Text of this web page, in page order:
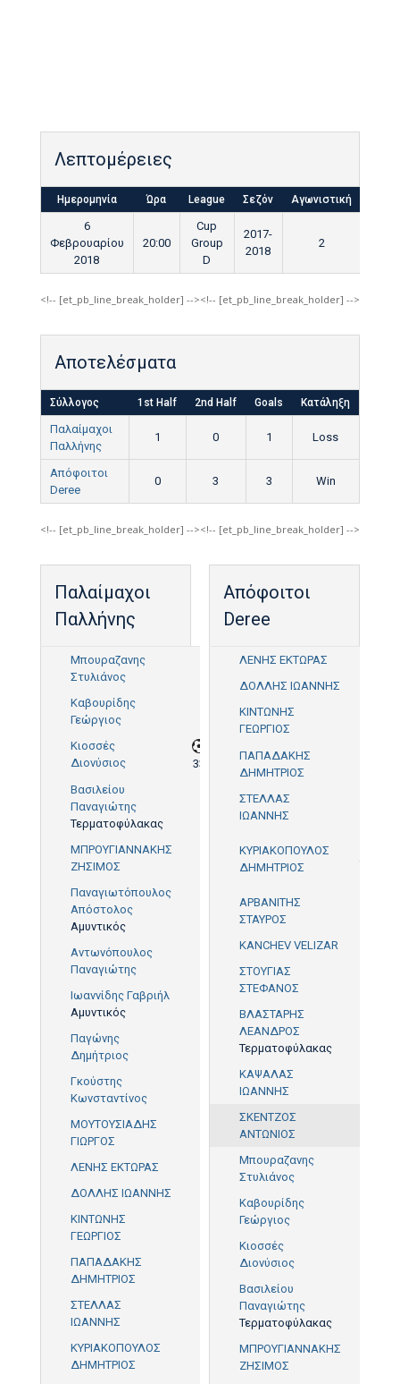
Λεπτομέρειες
Ημερομηνία Ώρα League Σεζόν Αγωνιστική
6
Φεβρουαρίου
2018
20:00
Cup
Group
D
2017-
2018
2
<!-- [et_pb_line_break_holder] --><!-- [et_pb_line_break_holder] -->
Αποτελέσματα
Σύλλογος 1st Half 2nd Half Goals Κατάληξη
Παλαίμαχοι
Παλλήνης
1 0 1 Loss
Απόφοιτοι
Deree
0 3 3 Win
<!-- [et_pb_line_break_holder] --><!-- [et_pb_line_break_holder] -->
Παλαίμαχοι
Παλλήνης
Μπουραζανης
Στυλιάνος
Καβουρίδης
Γεώργιος
Κιοσσές
Διονύσιος
33'
Βασιλείου
Παναγιώτης
Τερματοφύλακας
ΜΠΡΟΥΓΙΑΝΝΑΚΗΣ
ΖΗΣΙΜΟΣ
Παναγιωτόπουλος
Απόστολος
Αμυντικός
Αντωνόπουλος
Παναγιώτης
Ιωαννίδης Γαβριήλ
Αμυντικός
Παγώνης
Δημήτριος
Γκούστης
Κωνσταντίνος
ΜΟΥΤΟΥΣΙΑΔΗΣ
ΓΙΩΡΓΟΣ
ΛΕΝΗΣ ΕΚΤΩΡΑΣ
ΔΟΛΛΗΣ ΙΩΑΝΝΗΣ
ΚΙΝΤΩΝΗΣ
ΓΕΩΡΓΙΟΣ
ΠΑΠΑΔΑΚΗΣ
ΔΗΜΗΤΡΙΟΣ
ΣΤΕΛΛΑΣ
ΙΩΑΝΝΗΣ
ΚΥΡΙΑΚΟΠΟΥΛΟΣ
ΔΗΜΗΤΡΙΟΣ
Απόφοιτοι
Deree
ΛΕΝΗΣ ΕΚΤΩΡΑΣ
ΔΟΛΛΗΣ ΙΩΑΝΝΗΣ
ΚΙΝΤΩΝΗΣ
ΓΕΩΡΓΙΟΣ
ΠΑΠΑΔΑΚΗΣ
ΔΗΜΗΤΡΙΟΣ
ΣΤΕΛΛΑΣ
ΙΩΑΝΝΗΣ
ΚΥΡΙΑΚΟΠΟΥΛΟΣ
ΔΗΜΗΤΡΙΟΣ
48',
ΑΡΒΑΝΙΤΗΣ
ΣΤΑΥΡΟΣ
KANCHEV VELIZAR
ΣΤΟΥΓΙΑΣ
ΣΤΕΦΑΝΟΣ
ΒΛΑΣΤΑΡΗΣ
ΛΕΑΝΔΡΟΣ
Τερματοφύλακας
ΚΑΨΑΛΑΣ
ΙΩΑΝΝΗΣ
ΣΚΕΝΤΖΟΣ
ΑΝΤΩΝΙΟΣ
Μπουραζανης
Στυλιάνος
Καβουρίδης
Γεώργιος
Κιοσσές
Διονύσιος
Βασιλείου
Παναγιώτης
Τερματοφύλακας
ΜΠΡΟΥΓΙΑΝΝΑΚΗΣ
ΖΗΣΙΜΟΣ